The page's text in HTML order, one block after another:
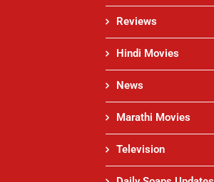
Reviews
Hindi Movies
News
Marathi Movies
Television